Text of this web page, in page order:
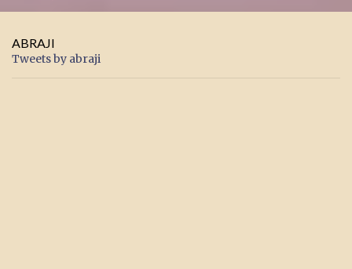
ABRAJI
Tweets by abraji